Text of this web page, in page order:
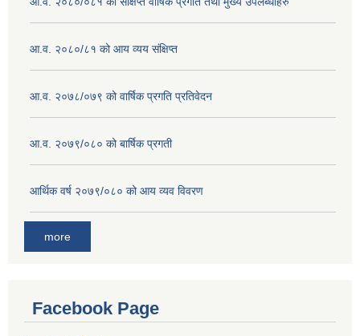
आ.व. २०८०/८१ को आय व्यय संक्षिप्त
आ.व. २०७८/०७९ को वार्षिक प्रगति प्रतिवेदन
आ.व. २०७९/०८० को बार्षिक प्रगती
आर्थिक वर्ष २०७९/०८० को आय व्यव विवरण
more
Facebook Page